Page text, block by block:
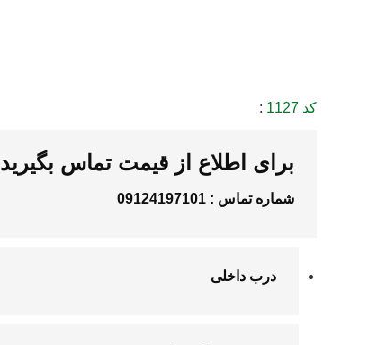
کد 1127 :
برای اطلاع از قیمت تماس بگیرید
شماره تماس : 09124197101
درب داخلی